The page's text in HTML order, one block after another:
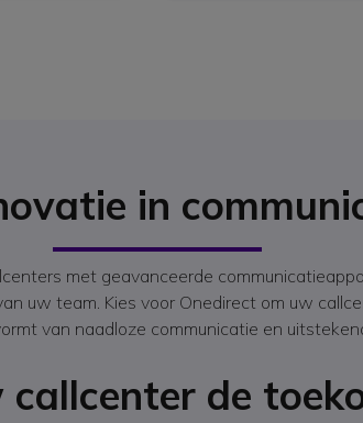
in
met geavanceerde
uw team. Kies voor Onedirect om uw
van naadloze communicatie en
de